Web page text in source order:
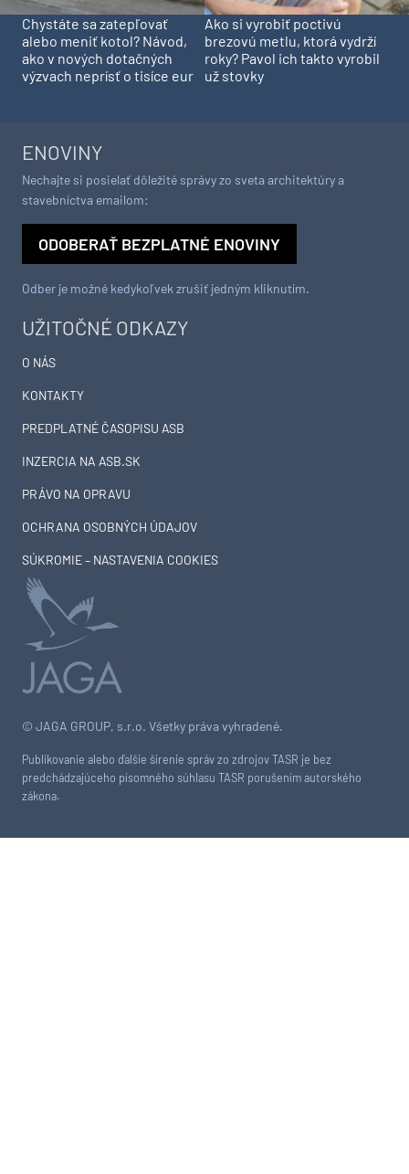
Chystáte sa zatepľovať
alebo meniť kotol? Návod,
ako v nových dotačných
výzvach neprísť o tisíce eur
Ako si vyrobiť poctivú
brezovú metlu, ktorá vydrží
roky? Pavol ich takto vyrobil
už stovky
© JAGA GROUP, s.r.o. Všetky práva vyhradené.
Publikovanie alebo ďalšie šírenie správ zo zdrojov TASR je bez
predchádzajúceho písomného súhlasu TASR porušením autorského
zákona.
UŽITOČNÉ ODKAZY
O NÁS
KONTAKTY
PREDPLATNÉ ČASOPISU ASB
INZERCIA NA ASB.SK
PRÁVO NA OPRAVU
OCHRANA OSOBNÝCH ÚDAJOV
SÚKROMIE – NASTAVENIA COOKIES
ENOVINY
Nechajte si posielať dôležité správy zo sveta architektúry a
stavebníctva emailom:
ODOBERAŤ BEZPLATNÉ ENOVINY
Odber je možné kedykoľvek zrušiť jedným kliknutím.